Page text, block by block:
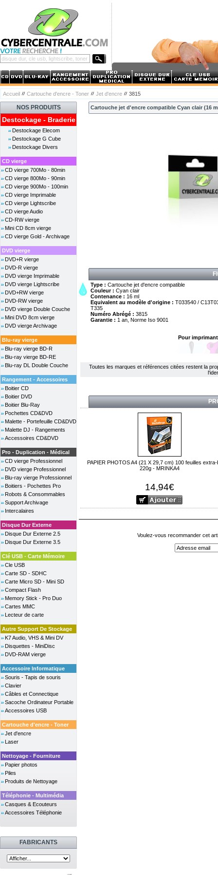
Accueil Cartouche d'encre - Toner Jet d'encre 3815
NOS PRODUITS
Destockage - Braderie
Destockage Elecom
Destockage G Cube
Destockage Divers
CD vierge
CD vierge 700Mo - 80min
CD vierge 800Mo - 90min
CD vierge 900Mo - 100min
CD vierge Imprimable
CD vierge Lightscribe
CD vierge Audio
CD-RW vierge
Mini CD 8cm vierge
CD vierge Gold - Archivage
DVD vierge
DVD+R vierge
DVD-R vierge
DVD vierge Imprimable
DVD vierge Lightscribe
DVD+RW vierge
DVD-RW vierge
DVD vierge Double Couche
Mini DVD 8cm vierge
DVD vierge Archivage
Blu-ray vierge
Blu-ray vierge BD-R
Blu-ray vierge BD-RE
Blu-ray DL Double Couche
Rangement - Accessoires
Boitier CD
Boitier DVD
Boitier Blu-Ray
Pochettes CD&DVD
Malette - Portefeuille CD&DVD
Malette DJ - Rangements
Accessoires CD&DVD
Pro - Duplication - Médical
CD vierge Professionnel
DVD vierge Professionnel
Blu-ray vierge Professionnel
Boitiers - Pochettes Pro
Robots & Consommables
Support Archivage
Intercalaires
Disque Dur Externe
Disque Dur Externe 2.5
Disque Dur Externe 3.5
Clé USB - Carte Mémoire
Cle USB
Carte SD - SDHC
Carte Micro SD - Mini SD
Compact Flash
Memory Stick - Pro Duo
Cartes MMC
Lecteur de carte
Autre Support De Stockage
K7 Audio, VHS & Mini DV
Disquettes - MiniDisc
DVD-RAM vierge
Accessoire Informatique
Souris - Tapis de souris
Clavier
Câbles et Connectique
Sacoche Ordinateur Portable
Accessoires USB
Cartouche d'encre - Toner
Jet d'encre
Laser
Nettoyage - Fourniture
Papier photos
Piles
Produits de Nettoyage
Téléphonie - Multimédia
Casques & Ecouteurs
Accessoires Téléphonie
FABRICANTS
Cartouche jet d'encre compatible Cyan clair (16
Type : Cartouche jet d'encre compatible
Couleur : Cyan clair
Contenance : 16 ml
Equivalent au modèle d'origine : T033540 /
T335
Numéro Abrégé : 3815
Garantie : 1 an, Norme Iso 9001
Pour
Toutes les marques et références citées restent la
PAPIER PHOTOS A4 (21 X 29,7 cm) 100 feuilles extra-
220g - MRINKA4
14,94€
Voulez-vous recommander cet